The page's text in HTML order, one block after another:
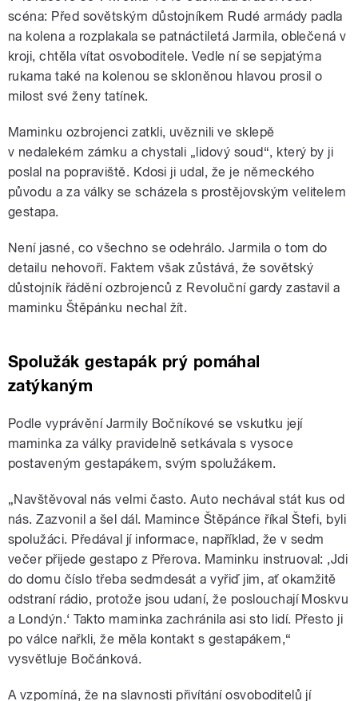
scéna: Před sovětským důstojníkem Rudé armády padla
na kolena a rozplakala se patnáctiletá Jarmila, oblečená v
kroji, chtěla vítat osvoboditele. Vedle ní se sepjatýma
rukama také na kolenou se skloněnou hlavou prosil o
milost své ženy tatínek.
Maminku ozbrojenci zatkli, uvěznili ve sklepě
v nedalekém zámku a chystali „lidový soud“, který by ji
poslal na popraviště. Kdosi ji udal, že je německého
původu a za války se scházela s prostějovským velitelem
gestapa.
Není jasné, co všechno se odehrálo. Jarmila o tom do
detailu nehovoří. Faktem však zůstává, že sovětský
důstojník řádění ozbrojenců z Revoluční gardy zastavil a
maminku Štěpánku nechal žít.
Spolužák gestapák prý pomáhal
zatýkaným
Podle vyprávění Jarmily Bočníkové se vskutku její
maminka za války pravidelně setkávala s vysoce
postaveným gestapákem, svým spolužákem.
„Navštěvoval nás velmi často. Auto nechával stát kus od
nás. Zazvonil a šel dál. Mamince Štěpánce říkal Štefi, byli
spolužáci. Předával jí informace, například, že v sedm
večer přijede gestapo z Přerova. Maminku instruoval: ‚Jdi
do domu číslo třeba sedmdesát a vyřiď jim, ať okamžitě
odstraní rádio, protože jsou udaní, že poslouchají Moskvu
a Londýn.‘ Takto maminka zachránila asi sto lidí. Přesto ji
po válce nařkli, že měla kontakt s gestapákem,“
vysvětluje Bočánková.
A vzpomíná, že na slavnosti přivítání osvoboditelů jí